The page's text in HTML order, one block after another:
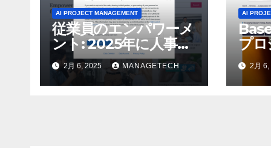
AI PROJECT MANAGEMENT
従業員のエンパワーメ
ント: 2025年に人事部
門に期待されること –
2月 6, 2025 MANAGETECH
AI
プ
力な
2月